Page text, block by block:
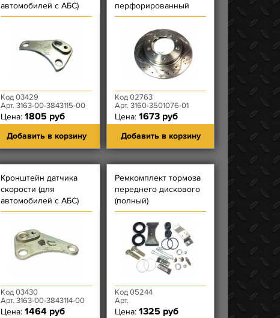
автомобилей с АБС)
переднего левый
Код 03429
Арт. 3163-00-3843115-00
Цена: 1805 руб
Добавить в корзину
перфорированный
Код 02763
Арт. 3160-3501076-01
Цена: 1673 руб
Добавить в корзину
Кронштейн датчика
скорости (для
автомобилей с АБС)
переднего правый
Код 03430
Арт. 3163-00-3843114-00
Цена: 1464 руб
Ремкомплект тормоза
переднего дискового
(полный)
Код 05244
Арт.
Цена: 1325 руб